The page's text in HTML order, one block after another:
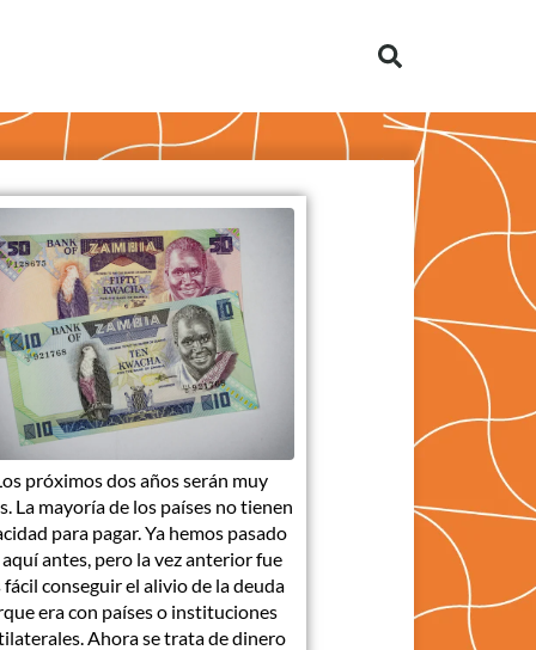
próximos dos años serán muy
La mayoría de los países no tienen
para pagar. Ya hemos pasado
antes, pero la vez anterior fue
fácil conseguir el alivio de la deuda
era con países o instituciones
Ahora se trata de dinero